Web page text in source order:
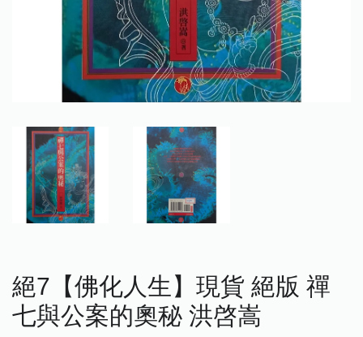
絕7【佛化人生】現貨 絕版 禪
七與公案的奧秘 洪啓嵩